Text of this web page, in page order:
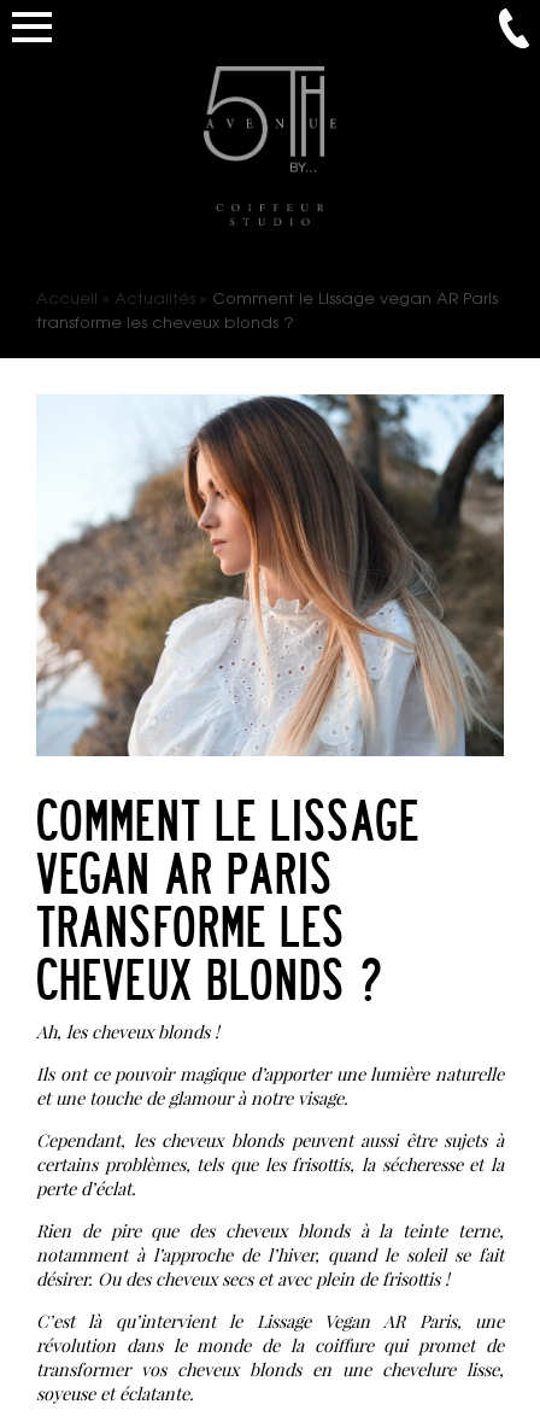
Accueil » Actualités » Comment le Lissage vegan AR Paris
transforme les cheveux blonds ?
COMMENT LE LISSAGE
VEGAN AR PARIS
TRANSFORME LES
CHEVEUX BLONDS ?
Ah, les cheveux blonds !
Ils ont ce pouvoir magique d’apporter une lumière naturelle
et une touche de glamour à notre visage.
Cependant, les cheveux blonds peuvent aussi être sujets à
certains problèmes, tels que les frisottis, la sécheresse et la
perte d’éclat.
Rien de pire que des cheveux blonds à la teinte terne,
notamment à l’approche de l’hiver, quand le soleil se fait
désirer. Ou des cheveux secs et avec plein de frisottis !
C’est là qu’intervient le Lissage Vegan AR Paris, une
révolution dans le monde de la coiffure qui promet de
transformer vos cheveux blonds en une chevelure lisse,
soyeuse et éclatante.